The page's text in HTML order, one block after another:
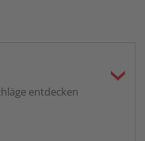
entdecken